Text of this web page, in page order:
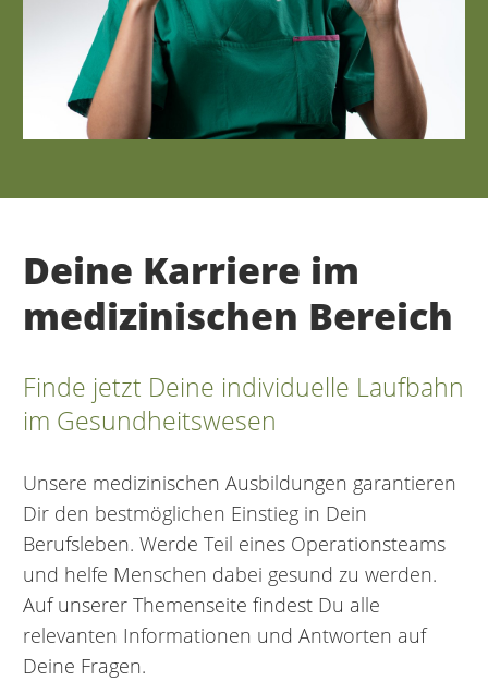
Deine Karriere im
medizinischen Bereich
Finde jetzt Deine individuelle Laufbahn
im Gesundheitswesen
Unsere medizinischen Ausbildungen garantieren
Dir den bestmöglichen Einstieg in Dein
Berufsleben. Werde Teil eines Operationsteams
und helfe Menschen dabei gesund zu werden.
Auf unserer Themenseite findest Du alle
relevanten Informationen und Antworten auf
Deine Fragen.